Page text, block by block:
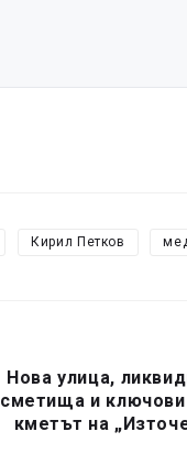
Кирил Петков
Нова улица,
сметища и ключови
кметът на